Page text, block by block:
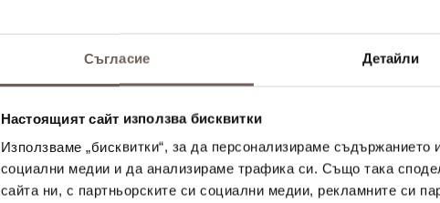
Съгласие Детайли
Настоящият сайт използва бисквитки
Използваме „бисквитки“, за да персонализираме
социални медии и да анализираме трафика си. Също така
сайта ни, с партньорските си социални медии, рекламните си